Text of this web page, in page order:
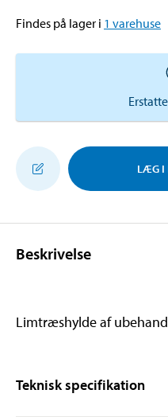
Findes på lager i 1 varehuse
LÆG I
Beskrivelse
Limtræshylde af
Teknisk specifikation